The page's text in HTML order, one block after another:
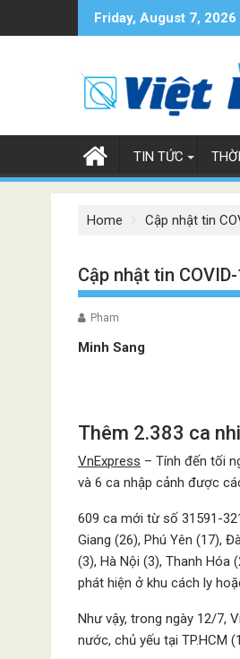
Friday, August 7, 2026
TIN TỨC
Home Cập nhật tin
Cập nhật tin
Pham
Minh Sang
Thêm 2.383 ca
VnExpress – Tính đến tối
và 6 ca nhập cảnh được
609 ca mới từ số 31591-
Giang (26), Phú Yên (17),
(3), Hà Nội (3), Thanh Hóa
phát hiện ở khu cách ly
Như vậy, trong ngày 12/7,
nước, chủ yếu tại TP.HCM